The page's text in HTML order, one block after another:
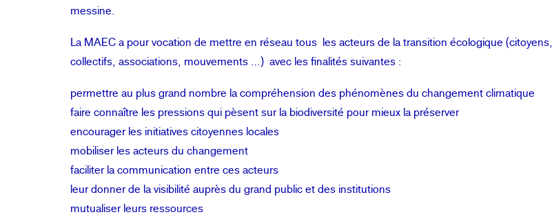
messine.
La MAEC a pour vocation de mettre en réseau tous les acteurs de la transition écologique (citoyens,
collectifs, associations, mouvements …) avec les finalités suivantes :
permettre au plus grand nombre la compréhension des phénomènes du changement climatique
faire connaître les pressions qui pèsent sur la biodiversité pour mieux la préserver
encourager les initiatives citoyennes locales
mobiliser les acteurs du changement
faciliter la communication entre ces acteurs
leur donner de la visibilité auprès du grand public et des institutions
mutualiser leurs ressources